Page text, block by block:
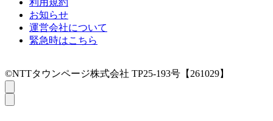
利用規約
お知らせ
運営会社について
緊急時はこちら
©NTTタウンページ株式会社 TP25-193号【261029】